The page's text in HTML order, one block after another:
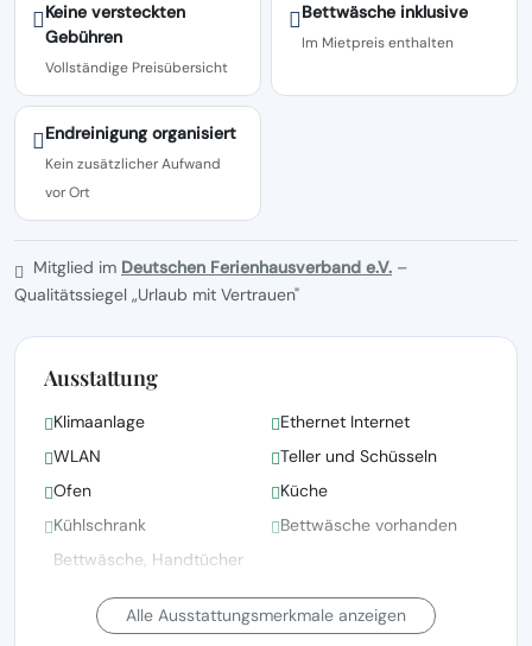
Keine versteckten
Gebühren
Vollständige Preisübersicht
Bettwäsche inklusive
Im Mietpreis enthalten
Endreinigung organisiert
Kein zusätzlicher Aufwand
vor Ort
Mitglied im Deutschen Ferienhausverband e.V. –
Qualitätssiegel „Urlaub mit Vertrauen"
Ausstattung
Klimaanlage
Ethernet Internet
WLAN
Teller und Schüsseln
Ofen
Küche
Kühlschrank
Bettwäsche vorhanden
Bettwäsche, Handtücher
Richtlinien der örtlichen
Behörden gewaschen
Satellitenfernsehen
Alle Ausstattungsmerkmale anzeigen